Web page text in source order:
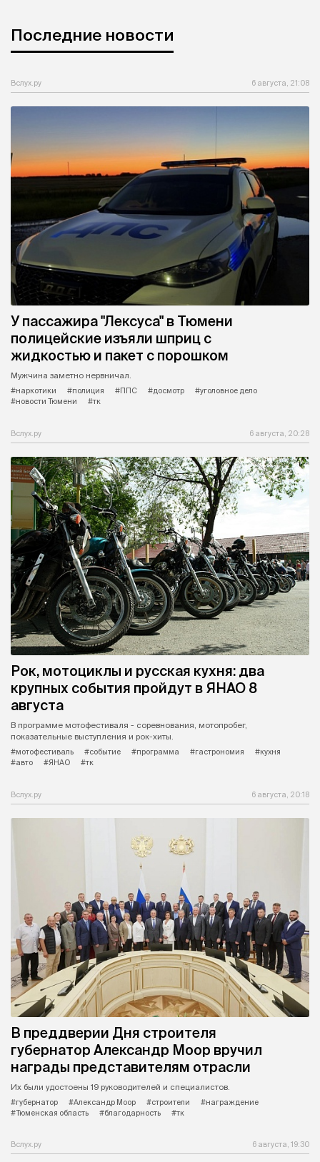
Последние новости
Вслух.ру 6 августа, 21:08
У пассажира "Лексуса" в Тюмени
полицейские изъяли шприц с
жидкостью и пакет с порошком
Мужчина заметно нервничал.
#наркотики
#полиция #ППС #досмотр
#уголовное дело
#новости Тюмени
#тк
Вслух.ру 6 августа, 20:28
Рок, мотоциклы и русская кухня: два
крупных события пройдут в ЯНАО 8
августа
В программе мотофестиваля - соревнования, мотопробег,
показательные выступления и рок-хиты.
#мотофестиваль
#событие #программа #гастрономия
#кухня
#авто
#ЯНАО #тк
Вслух.ру 6 августа, 20:18
В преддверии Дня строителя
губернатор Александр Моор вручил
награды представителям отрасли
Их были удостоены 19 руководителей и специалистов.
#губернатор
#Александр Моор #строители
#награждение
#Тюменская область
#благодарность #тк
Вслух.ру 6 августа, 19:30